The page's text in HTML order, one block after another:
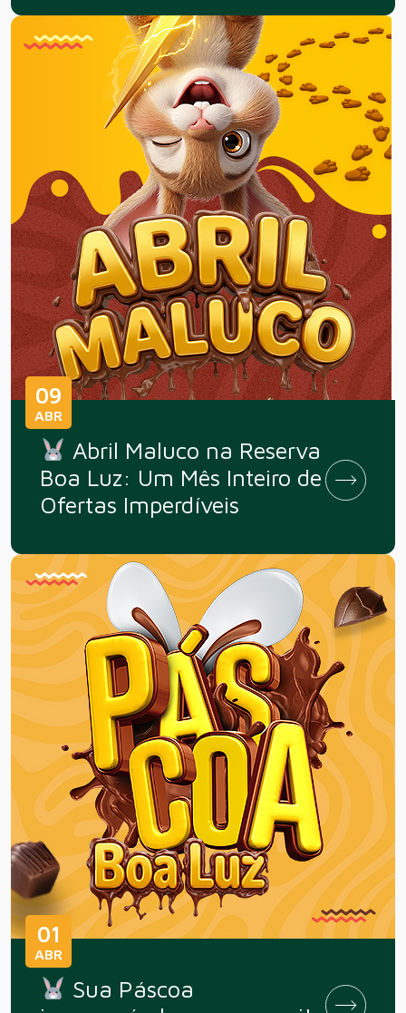
09
ABR
Abril Maluco na Reserva
Boa Luz: Um Mês Inteiro de
Ofertas Imperdíveis
01
ABR
Sua Páscoa